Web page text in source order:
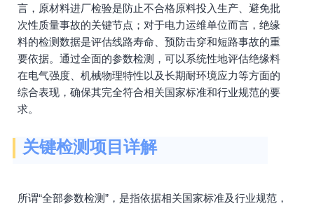
言，原材料进厂检验是防止不合格原料投入生产、避免批
次性质量事故的关键节点；对于电力运维单位而言，绝缘
料的检测数据是评估线路寿命、预防击穿和短路事故的重
要依据。通过全面的参数检测，可以系统性地评估绝缘料
在电气强度、机械物理特性以及长期耐环境应力等方面的
综合表现，确保其完全符合相关国家标准和行业规范的要
求。
关键检测项目详解
所谓“全部参数检测”，是指依据相关国家标准及行业规范，